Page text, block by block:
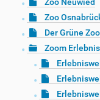
Zoo Neuwied
Zoo
Der Grüne
Zoom